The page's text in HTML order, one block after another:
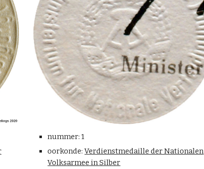
nummer: 1
oorkonde:Verdienstmedaille der Nationalen
Volksarmee in Silber